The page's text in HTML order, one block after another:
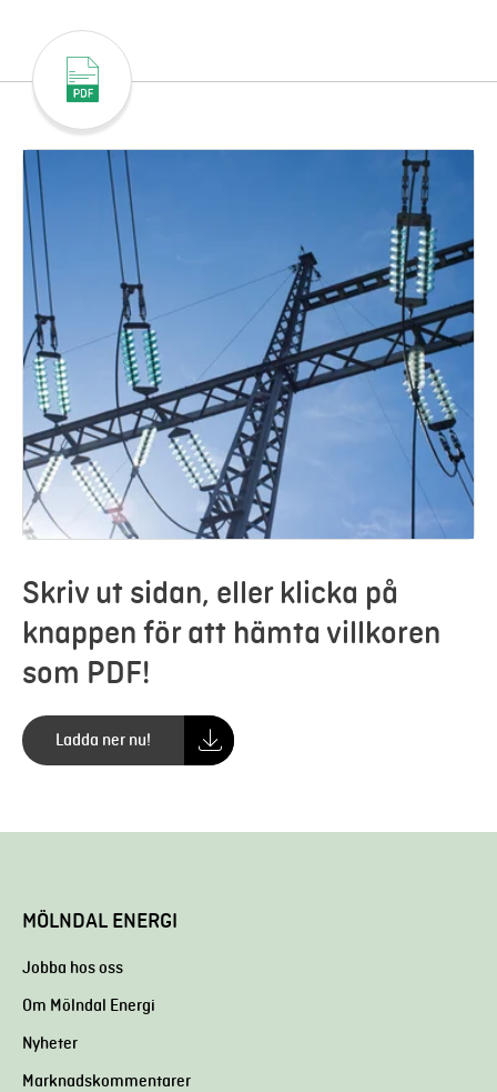
Skriv ut sidan, eller klicka på
knappen för att hämta villkoren
som PDF!
Ladda ner nu!
MÖLNDAL ENERGI
Jobba hos oss
Om Mölndal Energi
Nyheter
Marknadskommentarer